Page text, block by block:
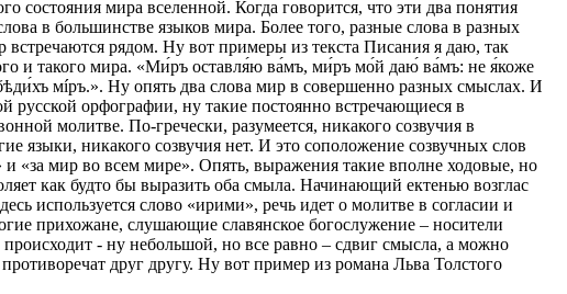
состояния мира вселенной. Когда говорится, что эти два понятия
в большинстве языков мира. Более того, разные слова в разных
встречаются рядом. Ну вот примеры из текста Писания я даю, так
и такого мира. «Ми́ръ оставля́ю ва́мъ, ми́ръ мо́й даю́ ва́мъ: не я́коже
мíръ.». Ну опять два слова мир в совершенно разных смыслах. И
русской орфографии, ну такие постоянно встречающиеся в
молитве. По-гречески, разумеется, никакого созвучия в
языки, никакого созвучия нет. И это соположение созвучных слов
«за мир во всем мире». Опять, выражения такие вполне ходовые, но
как будто бы выразить оба смыла. Начинающий ектенью возглас
используется слово «ирими», речь идет о молитве в согласии и
прихожане, слушающие славянское богослужение – носители
- ну небольшой, но все равно – сдвиг смысла, а можно
друг другу. Ну вот пример из романа Льва Толстого